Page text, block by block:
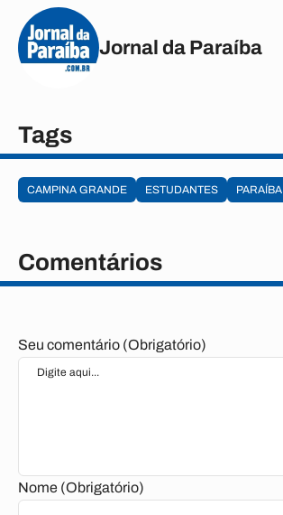
Jornal da Paraíba
Tags
CAMPINA GRANDE ESTUDANTES PARAÍBA
Comentários
Seu comentário (Obrigatório)
Nome (Obrigatório)